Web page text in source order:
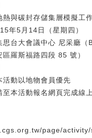
熱與碳封存儲集層模擬工
年5月14日（星期四）
台大會議中心 尼采廳（
區羅斯福路四段 85 號）
活動以地物會員優先
至本活動報名網頁完成線
page/activity/